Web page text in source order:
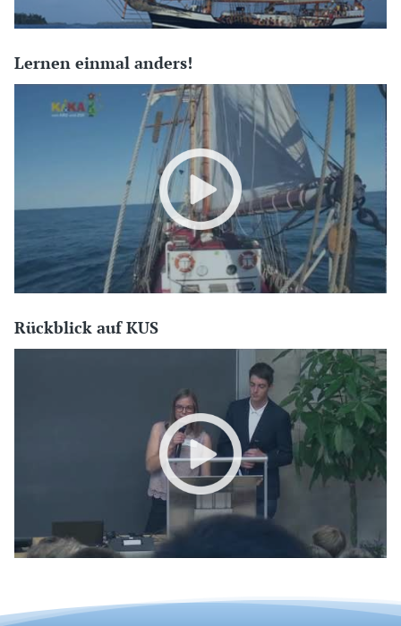
Lernen einmal anders!
Rückblick auf KUS